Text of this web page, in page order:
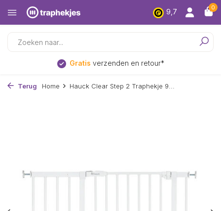
9,7
0
Laagsteprijsgarantie
Terug Home Hauck Clear Step 2 Traphekje 9...